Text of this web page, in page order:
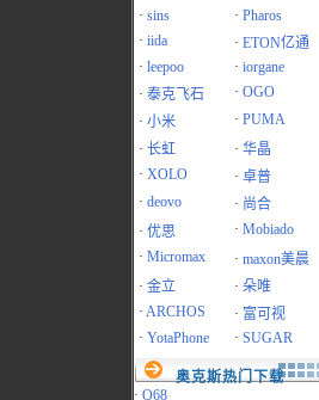
· sins · Pharos
· iida · ETON亿通
· leepoo · iorgane
· 泰克飞石 · OGO
· 小米 · PUMA
· 长虹 · 华晶
· XOLO · 卓普
· deovo · 尚合
· 优思 · Mobiado
· Micromax · maxon美晨
· 金立 · 朵唯
· ARCHOS · 富可视
· YotaPhone · SUGAR
奥克斯热门下载
· Q68